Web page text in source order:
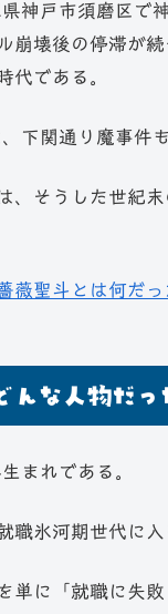
神戸市須磨区で
崩壊後の停滞が
代である。
下関通り魔事件
、そうした世紀
薇聖斗とは何だ
んな人物だっ
まれである。
職氷河期世代に入
単に「就職に失